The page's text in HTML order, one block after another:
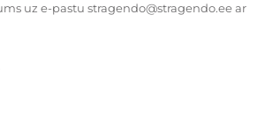
uz e-pastu stragendo@stragendo.ee ar